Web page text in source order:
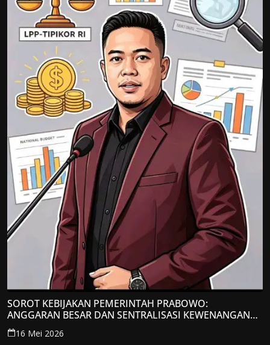
SOROT KEBIJAKAN PEMERINTAH PRABOWO:
ANGGARAN BESAR DAN SENTRALISASI KEWENANGAN
JADI PERHATIAN; LPP-TIPIKOR RI BERIKAN TANGGAPAN
KRITIS
16 Mei 2026